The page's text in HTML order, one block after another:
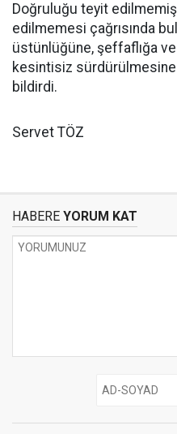
Doğruluğu teyit
edilmemesi çağrısında
üstünlüğüne, şeffaflığa
kesintisiz sürdürülmesine
bildirdi.
Servet TÖZ
HABERE YORUM KAT